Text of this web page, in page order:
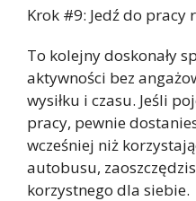
Krok #9: Jedź do pracy
To kolejny doskonały
aktywności bez
wysiłku i czasu. Jeśli
pracy, pewnie
wcześniej niż
autobusu,
korzystnego dla siebie.